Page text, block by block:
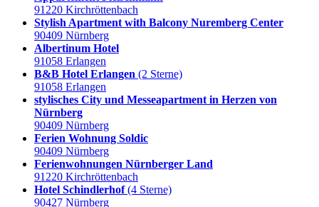
91220 Kirchröttenbach
Stylish Apartment with Balcony Nuremberg Center
90409 Nürnberg
Albertinum Hotel
91058 Erlangen
B&B Hotel Erlangen (2 Sterne)
91058 Erlangen
stylisches City und Messeapartment in Herzen von
Nürnberg
90409 Nürnberg
Ferien Wohnung Soldic
90409 Nürnberg
Ferienwohnungen Nürnberger Land
91220 Kirchröttenbach
Hotel Schindlerhof(4 Sterne)
90427 Nürnberg